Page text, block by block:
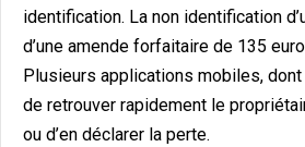
identification. La non identification
d’une amende forfaitaire de 135
Plusieurs applications mobiles, dont
de retrouver rapidement le
ou d’en déclarer la perte.